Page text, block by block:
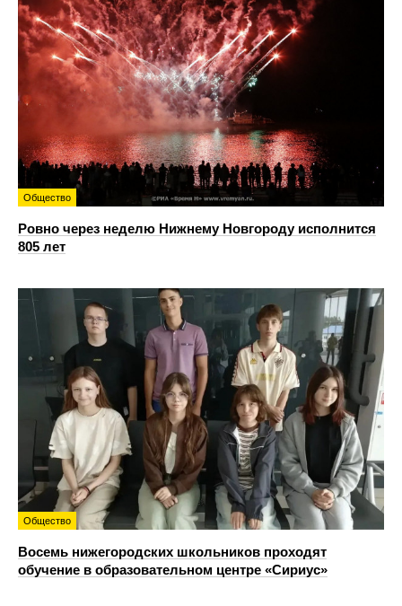
Общество
Ровно через неделю Нижнему Новгороду исполнится
805 лет
Общество
Восемь нижегородских школьников проходят
обучение в образовательном центре «Сириус»